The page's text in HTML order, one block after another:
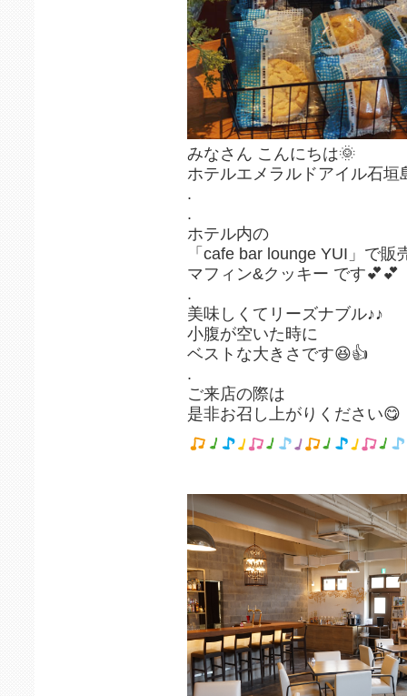
みなさん こんにちは🌞
ホテルエメラルドアイル石垣
.
.
ホテル内の
「cafe bar lounge YUI」で販
マフィン&クッキー です
.
美味しくてリーズナブル♪♪
小腹が空いた時に
ベストな大きさです😆👍
.
ご来店の際は
是非お召し上がりください😋